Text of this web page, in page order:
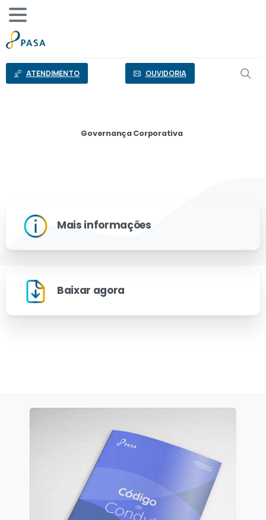
conteúdo
ATENDIMENTO OUVIDORIA
Governança Corporativa
Mais informações
Baixar agora